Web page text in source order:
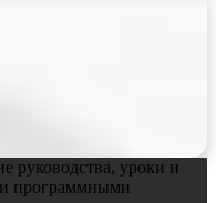
руководства, уроки и
программными